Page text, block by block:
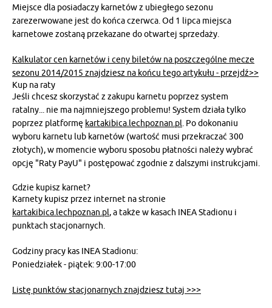
Miejsce dla posiadaczy karnetów z ubiegłego sezonu
zarezerwowane jest do końca czerwca. Od 1 lipca miejsca
karnetowe zostaną przekazane do otwartej sprzedaży.
Kalkulator cen karnetów i ceny biletów na poszczególne mecze
sezonu 2014/2015 znajdziesz na końcu tego artykułu - przejdź>>
Kup na raty
Jeśli chcesz skorzystać z zakupu karnetu poprzez system
ratalny... nie ma najmniejszego problemu! System działa tylko
poprzez platformę kartakibica.lechpoznan.pl. Po dokonaniu
wyboru karnetu lub karnetów (wartość musi przekraczać 300
złotych), w momencie wyboru sposobu płatności należy wybrać
opcję "Raty PayU" i postępować zgodnie z dalszymi instrukcjami.
Gdzie kupisz karnet?
Karnety kupisz przez internet na stronie
kartakibica.lechpoznan.pl, a także w kasach INEA Stadionu i
punktach stacjonarnych.
Godziny pracy kas INEA Stadionu:
Poniedziałek - piątek: 9:00-17:00
Listę punktów stacjonarnych znajdziesz tutaj >>>